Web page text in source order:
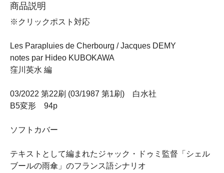
商品説明
※クリックポスト対応
Les Parapluies de Cherbourg / Jacques DEMY
notes par Hideo KUBOKAWA
窪川英水 編
03/2022 第22刷 (03/1987 第1刷) 白水社
B5変形 94p
ソフトカバー
テキストとして編まれたジャック・ドゥミ監督「シェル
ブールの雨傘」のフランス語シナリオ